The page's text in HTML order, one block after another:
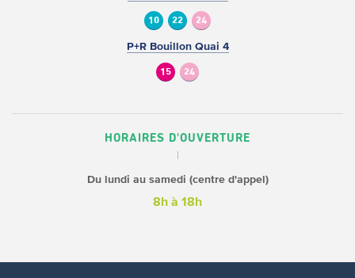
10 22 24
P+R Bouillon Quai 4
15 24
HORAIRES D'OUVERTURE
Du lundi au samedi (centre d'appel)
8h à 18h